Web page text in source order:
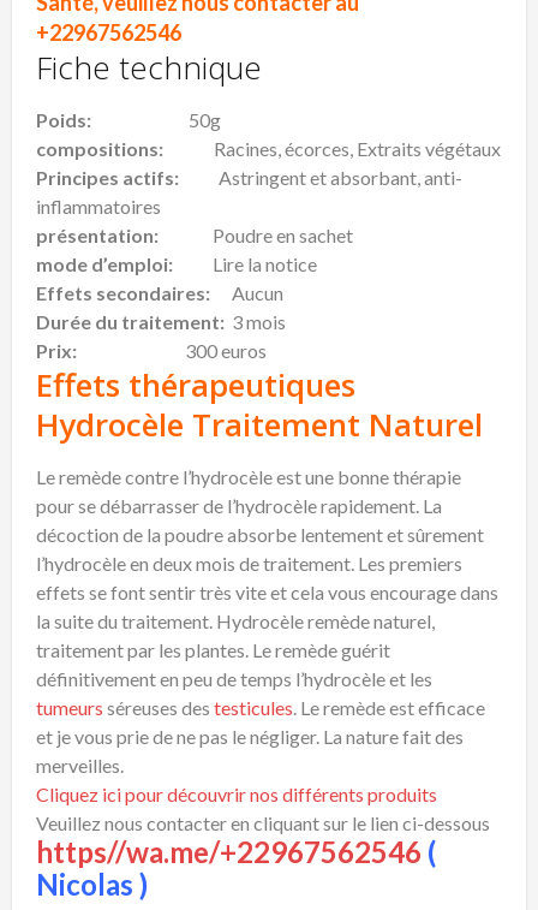
+22967562546
Fiche technique
Poids:
50g
compositions: Racines, écorces, Extraits végétaux
Principes actifs:
Astringent et absorbant, anti-
inflammatoires
présentation: Poudre en sachet
mode d’emploi:
Lire la notice
Effets secondaires: Aucun
Durée du traitement: 3 mois
Prix:
300 euros
Effets thérapeutiques
Hydrocèle Traitement Naturel
Le remède contre l’hydrocèle est une bonne thérapie
pour se débarrasser de l’hydrocèle rapidement. La
décoction de la poudre absorbe lentement et sûrement
l’hydrocèle en deux mois de traitement. Les premiers
effets se font sentir très vite et cela vous encourage dans
la suite du traitement. Hydrocèle remède naturel,
traitement par les plantes. Le remède guérit
définitivement en peu de temps l’hydrocèle et les
tumeurs séreuses des testicules . Le remède est efficace
et je vous prie de ne pas le négliger. La nature fait des
merveilles.
Cliquez ici pour découvrir nos différents produits
Veuillez nous contacter en cliquant sur le lien ci-dessous
https//wa.me/+22967562546 (
Nicolas )